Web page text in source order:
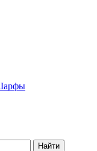
Найти